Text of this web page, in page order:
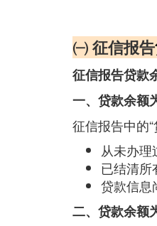
㈠ 征信报告
征信报告贷款
一、贷款余额
征信报告中的
从未办理
已结清所
贷款信息
二、贷款余额